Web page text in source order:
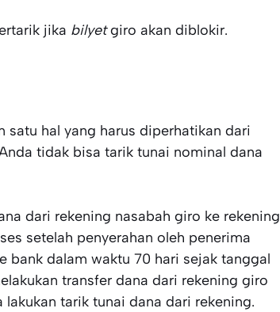
jika bilyetgiro akan diblokir.
hal yang harus diperhatikan dari
tidak bisa tarik tunai nominal dana
dari rekening nasabah giro ke rekening
setelah penyerahan oleh penerima
bank dalam waktu 70 hari sejak tanggal
transfer dana dari rekening giro
tarik tunai dana dari rekening.